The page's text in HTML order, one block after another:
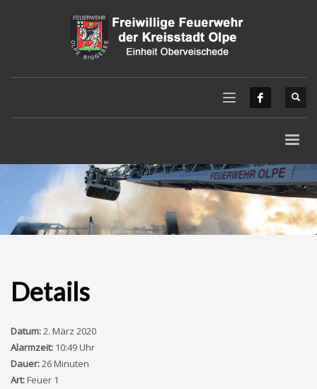
Details
Datum:2. März 2020
Alarmzeit: 10:49 Uhr
Dauer:26 Minuten
Art:Feuer 1